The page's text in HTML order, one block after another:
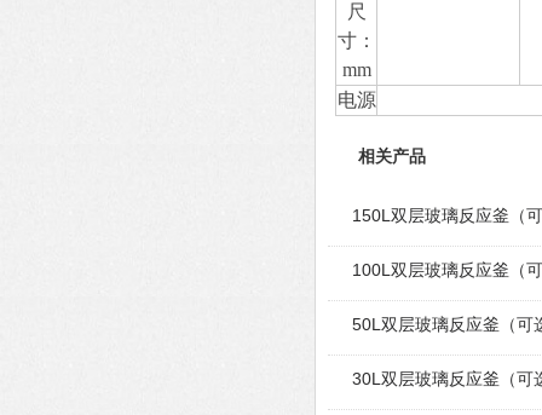
尺
寸：
mm
电源
相关产品
150L双层玻璃反应釜（
100L双层玻璃反应釜（
50L双层玻璃反应釜（可
30L双层玻璃反应釜（可